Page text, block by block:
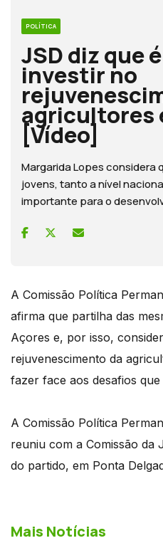
POLÍTICA
JSD diz que
investir no
agricultores
[Vídeo]
Margarida Lopes considera
jovens, tanto a nível
importante para o
A Comissão Política
afirma que partilha das
Açores e, por isso,
rejuvenescimento da
fazer face aos desafios
A Comissão Política
reuniu com a Comissão da
do partido, em Ponta
Mais Notícias